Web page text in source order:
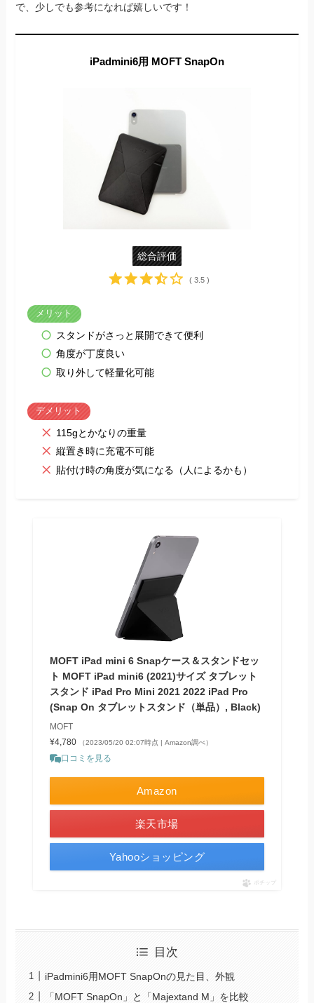
で、少しでも参考になれば嬉しいです！
iPadmini6用 MOFT SnapOn
総合評価
( 3.5 )
メリット
スタンドがさっと展開できて便利
角度が丁度良い
取り外して軽量化可能
デメリット
115gとかなりの重量
縦置き時に充電不可能
貼付け時の角度が気になる（人によるかも）
MOFT iPad mini 6 Snapケース＆スタンドセッ
ト MOFT iPad mini6 (2021)サイズ タブレット
スタンド iPad Pro Mini 2021 2022 iPad Pro
(Snap On タブレットスタンド（単品）, Black)
MOFT
¥4,780
（2023/05/20 02:07時点 | Amazon調べ）
口コミを見る
Amazon
楽天市場
Yahooショッピング
ポチップ
目次
iPadmini6用MOFT SnapOnの見た目、外観
「MOFT SnapOn」と「Majextand M」を比較